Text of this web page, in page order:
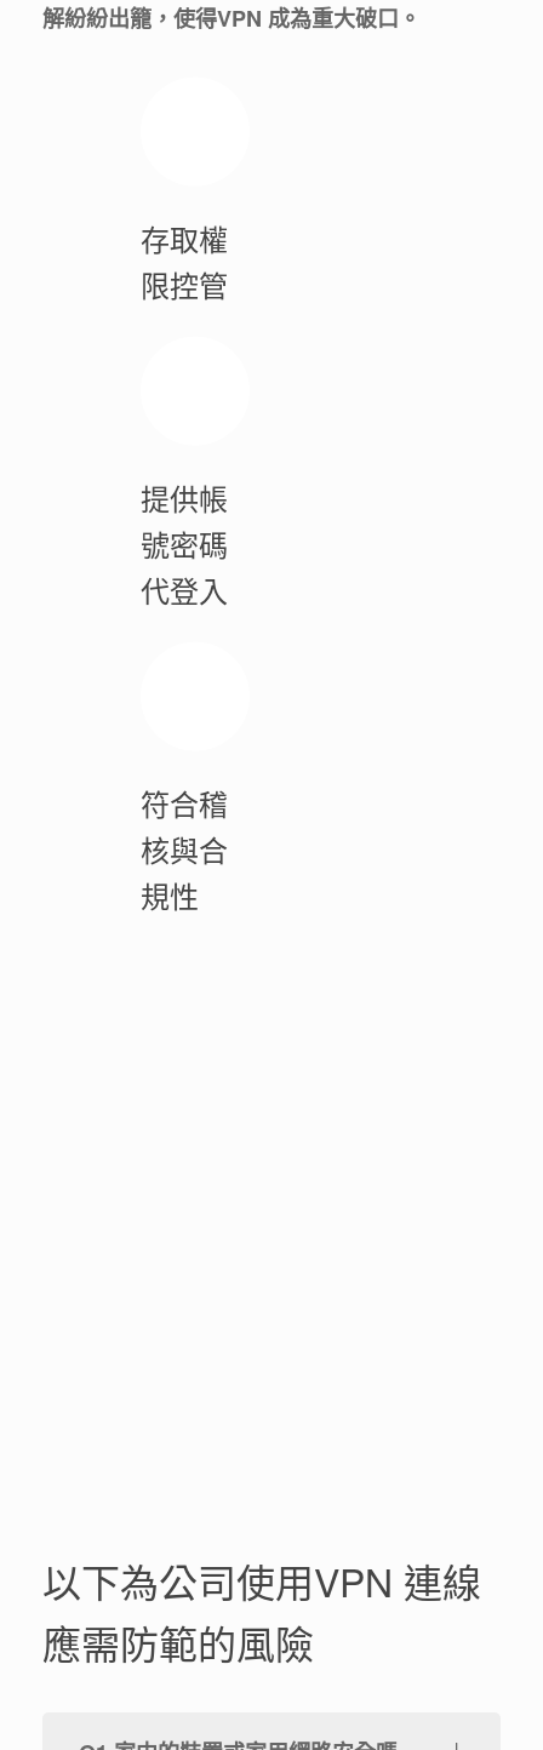
解紛紛出籠，使得VPN 成為重大破口。
存取權
限控管
提供帳
號密碼
代登入
符合稽
核與合
規性
以下為公司使用VPN 連線
應需防範的風險